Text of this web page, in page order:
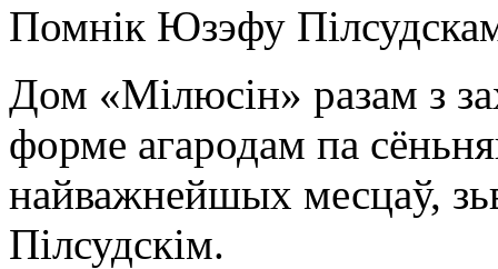
Помнік Юзэфу
Дом «Мілюсін» разам з
форме агародам па
найважнейшых месцаў,
Пілсудскім.